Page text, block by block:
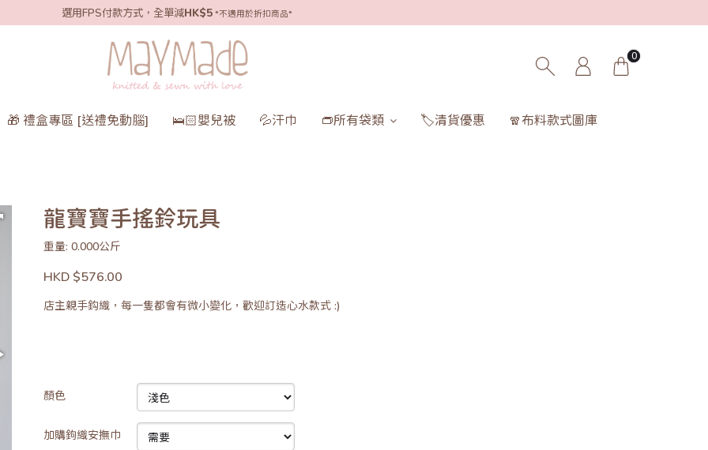
選用FPS付款方式，全單減HK$5 *不適用於折扣商品*
0
🎁 禮盒專區 [送禮免動腦] 🛌🏻嬰兒被 💦汗巾 👝所有袋類 🏷️清貨優惠 🧣布料款式圖庫
龍寶寶手搖鈴玩具
重量: 0.000公斤
HKD $576.00
店主親手鈎織，每一隻都會有微小變化，歡迎訂造心水款式 :)
顏色
加購鉤織安撫巾